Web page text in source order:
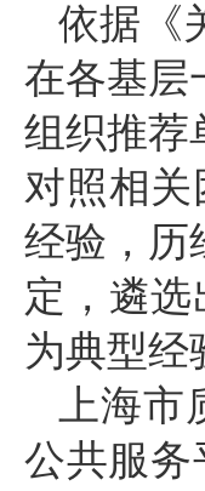
依据《
在各基层
组织推荐
对照相关
经验，历
定，遴选
为典型经
上海
公共服务